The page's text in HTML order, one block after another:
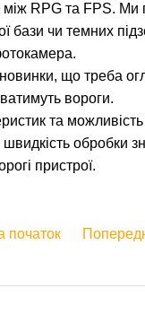
RPG та FPS. Ми
бази чи темних
новинки, що треба
вороги.
та
швидкість обробки
пристрої.
початок